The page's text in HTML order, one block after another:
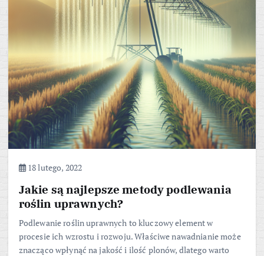
18 lutego, 2022
Jakie są najlepsze metody podlewania
roślin uprawnych?
Podlewanie roślin uprawnych to kluczowy element w
procesie ich wzrostu i rozwoju. Właściwe nawadnianie może
znacząco wpłynąć na jakość i ilość plonów, dlatego warto